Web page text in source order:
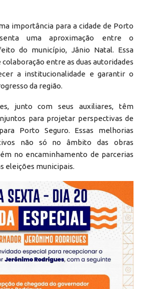
importância para a cidade de Porto
uma aproximação entre o
do município, Jânio Natal. Essa
entre as duas autoridades
a institucionalidade e garantir o
da região.
junto com seus auxiliares, têm
para projetar perspectivas de
Porto Seguro. Essas melhorias
não só no âmbito das obras
no encaminhamento de parcerias
eleições municipais.